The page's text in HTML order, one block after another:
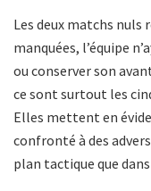
Les deux matchs
manquées, l’équipe
ou conserver son
ce sont surtout les
Elles mettent en
confronté à des
plan tactique que